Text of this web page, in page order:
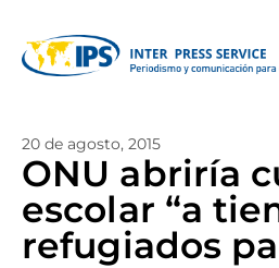
20 de agosto, 2015
ONU abriría
escolar “a
refugiados